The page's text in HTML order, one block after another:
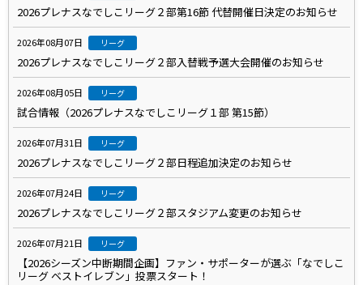
2026プレナスなでしこリーグ２部第16節 代替開催日決定のお知らせ
2026年08月07日 リーグ
2026プレナスなでしこリーグ２部入替戦予選大会開催のお知らせ
2026年08月05日 リーグ
試合情報（2026プレナスなでしこリーグ１部 第15節）
2026年07月31日 リーグ
2026プレナスなでしこリーグ２部日程追加決定のお知らせ
2026年07月24日 リーグ
2026プレナスなでしこリーグ２部スタジアム変更のお知らせ
2026年07月21日 リーグ
【2026シーズン中断期間企画】ファン・サポーターが選ぶ「なでしこ
リーグ ベストイレブン」投票スタート！